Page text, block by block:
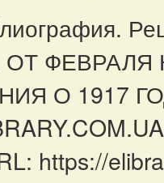
ФЕВРАЛЯ
О 1917
https://